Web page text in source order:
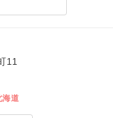
11
海道